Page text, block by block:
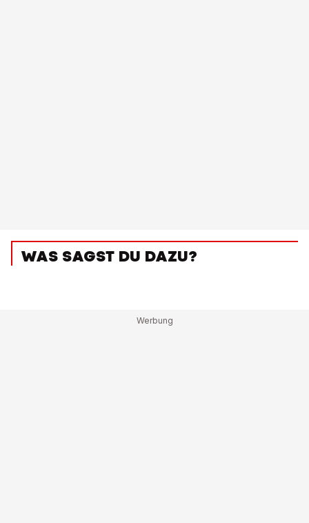
WAS SAGST DU DAZU?